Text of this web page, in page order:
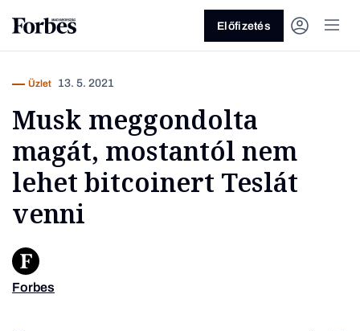
Vagy fedezze fel a következő
Előfizetés
Üzlet 13. 5. 2021
Musk meggondolta
magát, mostantól nem
lehet bitcoinert Teslát
venni
Forbes